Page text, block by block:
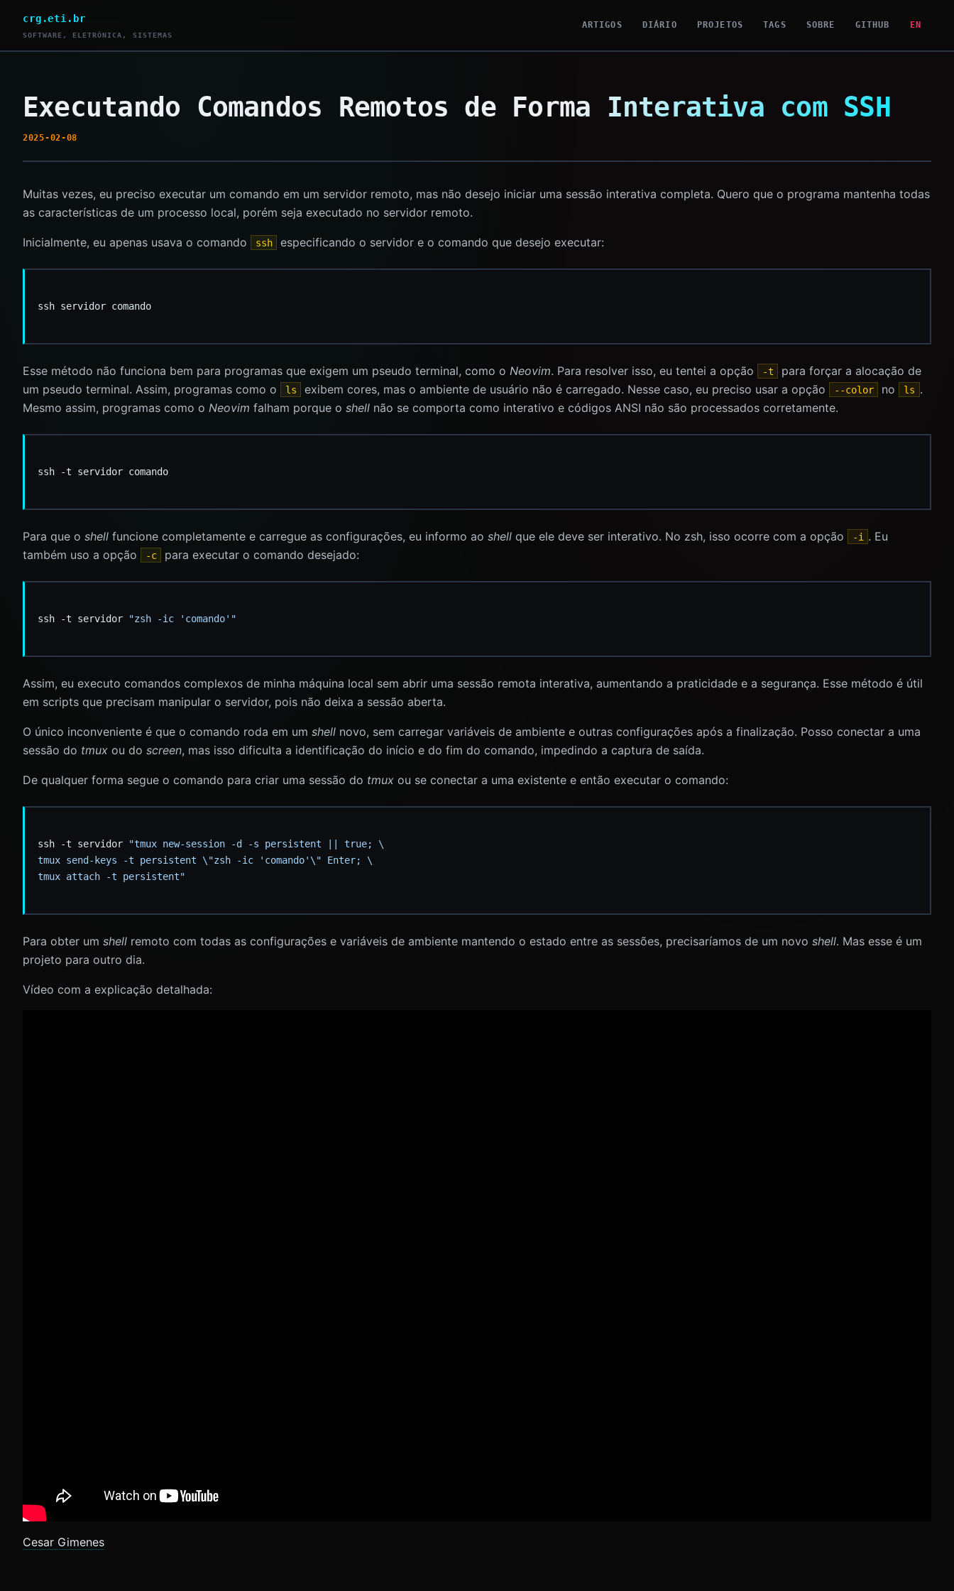
crg.eti.br
SOFTWARE, ELETRÔNICA, SISTEMAS
ARTIGOS DIÁRIO PROJETOS TAGS SOBRE GITHUB EN
Executando Comandos Remotos de Forma Interativa com SSH
2025-02-08
Muitas vezes, eu preciso executar um comando em um servidor remoto, mas não desejo iniciar uma sessão interativa completa. Quero que o programa mantenha todas
as características de um processo local, porém seja executado no servidor remoto.
Inicialmente, eu apenas usava o comando ssh especificando o servidor e o comando que desejo executar:
ssh servidor comando
Esse método não funciona bem para programas que exigem um pseudo terminal, como o Neovim. Para resolver isso, eu tentei a opção -t
para forçar a alocação de
um pseudo terminal. Assim, programas como o
ls exibem cores, mas o ambiente de usuário não é carregado. Nesse caso, eu preciso usar a opção --color no ls .
Mesmo assim, programas como o Neovim falham porque o shell não se comporta como interativo e códigos ANSI não são processados corretamente.
ssh -t servidor comando
Para que o shell funcione completamente e carregue as configurações, eu informo ao shell que ele deve ser interativo. No zsh, isso ocorre com a opção -i
. Eu
também uso a opção
-c para executar o comando desejado:
ssh -t servidor "zsh -ic 'comando'"
Assim, eu executo comandos complexos de minha máquina local sem abrir uma sessão remota interativa, aumentando a praticidade e a segurança. Esse método é útil
em scripts que precisam manipular o servidor, pois não deixa a sessão aberta.
O único inconveniente é que o comando roda em um shell novo, sem carregar variáveis de ambiente e outras configurações após a finalização. Posso conectar a uma
sessão do tmux ou do screen, mas isso dificulta a identificação do início e do fim do comando, impedindo a captura de saída.
De qualquer forma segue o comando para criar uma sessão do tmux ou se conectar a uma existente e então executar o comando:
ssh -t servidor
tmux attach -t persistent"
Para obter um shell remoto com todas as configurações e variáveis de ambiente mantendo o estado entre as sessões, precisaríamos de um novo shell. Mas esse é um
projeto para outro dia.
Vídeo com a explicação detalhada:
Cesar Gimenes